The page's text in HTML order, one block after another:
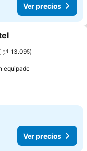
Ver precios
a favoritos
13.095
equipadoVer precios
Ver precios